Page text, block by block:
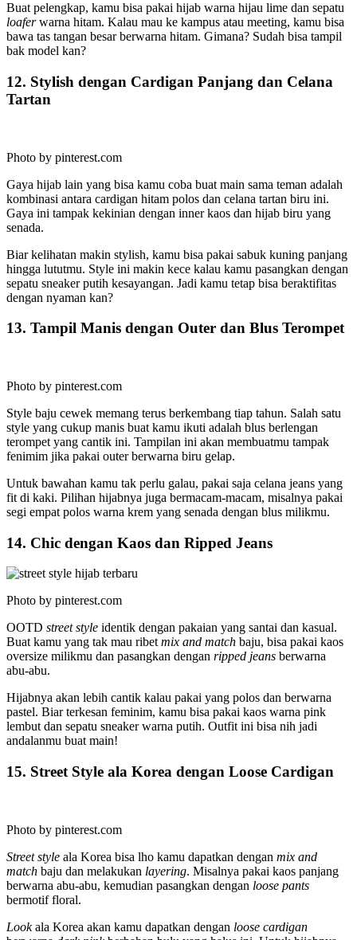
Buat pelengkap, kamu bisa pakai hijab warna hijau lime dan sepatu
loaferwarna hitam. Kalau mau ke kampus atau meeting, kamu bisa
bawa tas tangan besar berwarna hitam. Gimana? Sudah bisa tampil
bak model kan?
12. Stylish dengan Cardigan Panjang dan Celana
Tartan
Photo by pinterest.com
Gaya hijab lain yang bisa kamu coba buat main sama teman adalah
kombinasi antara cardigan hitam polos dan celana tartan biru ini.
Gaya ini tampak kekinian dengan inner kaos dan hijab biru yang
senada.
Biar kelihatan makin stylish, kamu bisa pakai sabuk kuning panjang
hingga lututmu. Style ini makin kece kalau kamu pasangkan dengan
sepatu sneaker putih kesayangan. Jadi kamu tetap bisa beraktifitas
dengan nyaman kan?
13. Tampil Manis dengan Outer dan Blus Terompet
Photo by pinterest.com
Style baju cewek memang terus berkembang tiap tahun. Salah satu
style yang cukup manis buat kamu ikuti adalah blus berlengan
terompet yang cantik ini. Tampilan ini akan membuatmu tampak
fenimim jika pakai outer berwarna biru gelap.
Untuk bawahan kamu tak perlu galau, pakai saja celana jeans yang
fit di kaki. Pilihan hijabnya juga bermacam-macam, misalnya pakai
segi empat polos warna krem yang senada dengan blus milikmu.
14. Chic dengan Kaos dan Ripped Jeans
Photo by pinterest.com
OOTD street style identik dengan pakaian yang santai dan kasual.
Buat kamu yang tak mau ribetmix and match baju, bisa pakai kaos
oversize milikmu dan pasangkan dengan ripped jeans berwarna
abu-abu.
Hijabnya akan lebih cantik kalau pakai yang polos dan berwarna
pastel. Biar terkesan feminim, kamu bisa pakai kaos warna pink
lembut dan sepatu sneaker warna putih. Outfit ini bisa nih jadi
andalanmu buat main!
15. Street Style ala Korea dengan Loose Cardigan
Photo by pinterest.com
Street style ala Korea bisa lho kamu dapatkan dengan mix and
match baju dan melakukan layering. Misalnya pakai kaos panjang
berwarna abu-abu, kemudian pasangkan dengan loose pants
bermotif floral.
Lookala Korea akan kamu dapatkan dengan loose cardigan